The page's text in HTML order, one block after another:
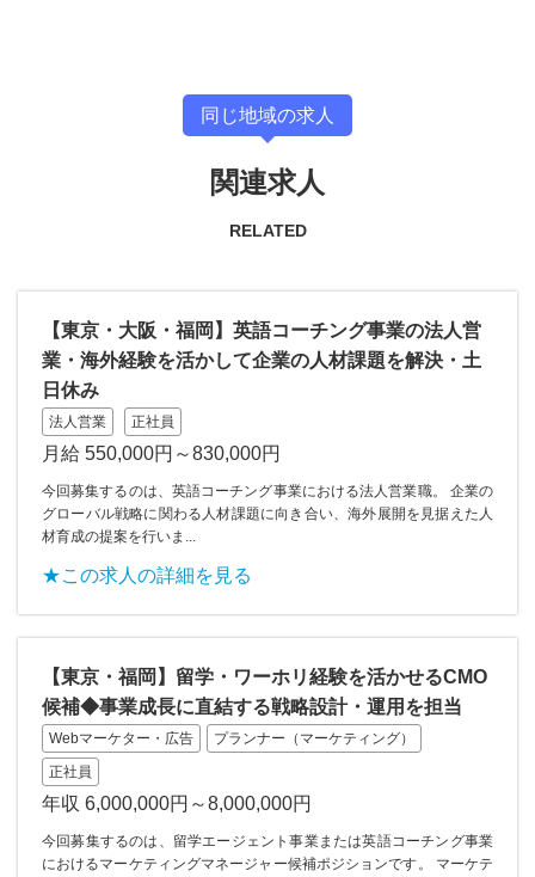
同じ地域の求人
関連求人
RELATED
【東京・大阪・福岡】英語コーチング事業の法人営
業・海外経験を活かして企業の人材課題を解決・土
日休み
法人営業 正社員
月給 550,000円～830,000円
今回募集するのは、英語コーチング事業における法人営業職。 企業の
グローバル戦略に関わる人材課題に向き合い、海外展開を見据えた人
材育成の提案を行いま...
★この求人の詳細を見る
【東京・福岡】留学・ワーホリ経験を活かせるCMO
候補◆事業成長に直結する戦略設計・運用を担当
Webマーケター・広告
プランナー（マーケティング）
正社員
年収 6,000,000円～8,000,000円
今回募集するのは、留学エージェント事業または英語コーチング事業
におけるマーケティングマネージャー候補ポジションです。 マーケテ